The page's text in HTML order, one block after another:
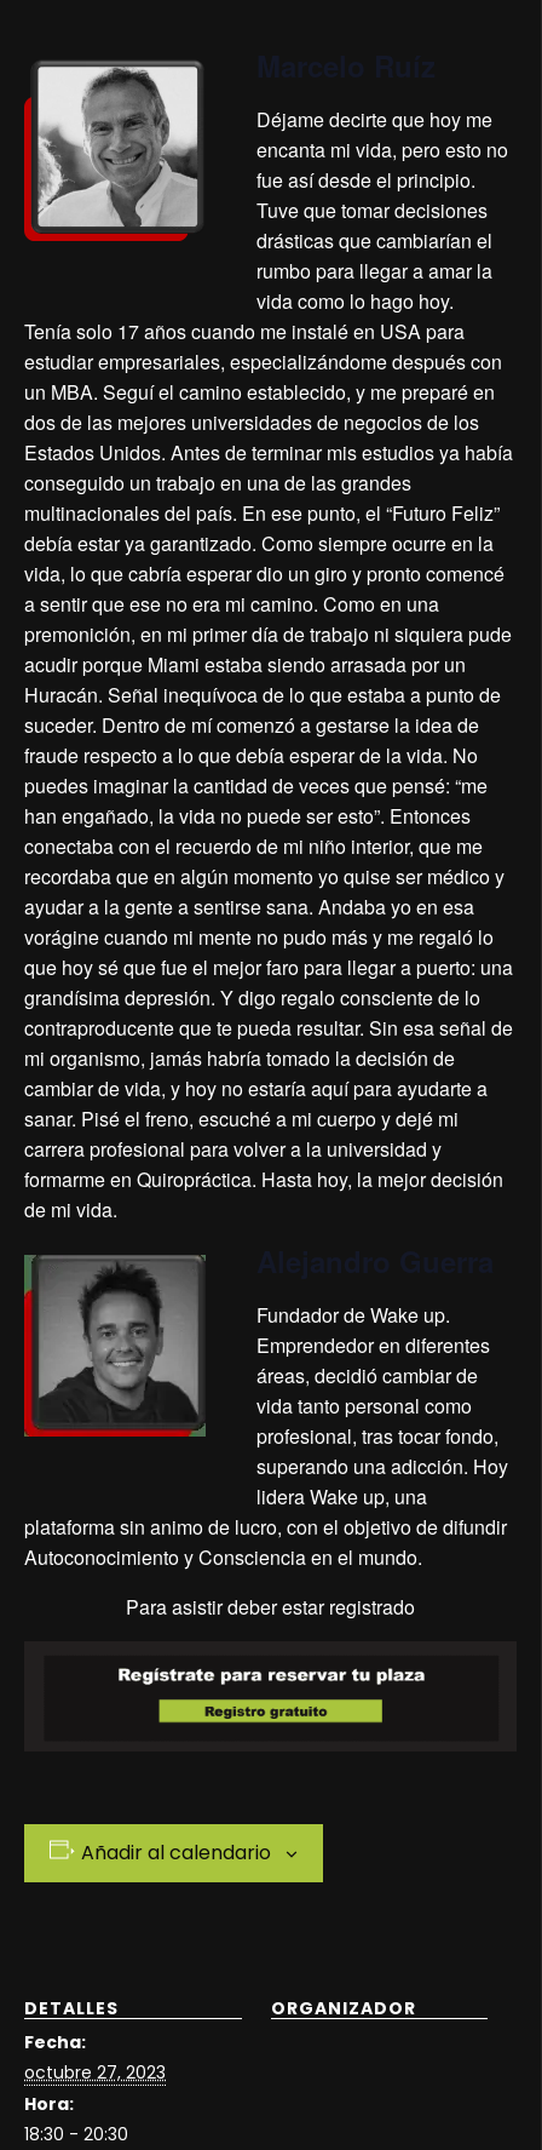
Déjame decirte que hoy me
encanta mi vida, pero esto no
fue así desde el principio.
Tuve que tomar decisiones
drásticas que cambiarían el
rumbo para llegar a amar la
vida como lo hago hoy.
Tenía solo 17 años cuando me instalé en USA para
estudiar empresariales, especializándome después con
un MBA. Seguí el camino establecido, y me preparé en
dos de las mejores universidades de negocios de los
Estados Unidos. Antes de terminar mis estudios ya había
conseguido un trabajo en una de las grandes
multinacionales del país. En ese punto, el “Futuro Feliz”
debía estar ya garantizado. Como siempre ocurre en la
vida, lo que cabría esperar dio un giro y pronto comencé
a sentir que ese no era mi camino. Como en una
premonición, en mi primer día de trabajo ni siquiera pude
acudir porque Miami estaba siendo arrasada por un
Huracán. Señal inequívoca de lo que estaba a punto de
suceder. Dentro de mí comenzó a gestarse la idea de
fraude respecto a lo que debía esperar de la vida. No
puedes imaginar la cantidad de veces que pensé: “me
han engañado, la vida no puede ser esto”. Entonces
conectaba con el recuerdo de mi niño interior, que me
recordaba que en algún momento yo quise ser médico y
ayudar a la gente a sentirse sana. Andaba yo en esa
vorágine cuando mi mente no pudo más y me regaló lo
que hoy sé que fue el mejor faro para llegar a puerto: una
grandísima depresión. Y digo regalo consciente de lo
contraproducente que te pueda resultar. Sin esa señal de
mi organismo, jamás habría tomado la decisión de
cambiar de vida, y hoy no estaría aquí para ayudarte a
sanar. Pisé el freno, escuché a mi cuerpo y dejé mi
carrera profesional para volver a la universidad y
formarme en Quiropráctica. Hasta hoy, la mejor decisión
de mi vida.
Fundador de Wake up.
Emprendedor en diferentes
áreas, decidió cambiar de
vida tanto personal como
profesional, tras tocar fondo,
superando una adicción. Hoy
lidera Wake up, una
plataforma sin animo de lucro, con el objetivo de difundir
Autoconocimiento y Consciencia en el mundo.
Para asistir deber estar registrado
Añadir al calendario
DETALLES
Fecha:
octubre 27, 2023
Hora:
18:30 - 20:30
ORGANIZADOR